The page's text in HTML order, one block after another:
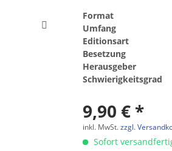
Format
Umfang
Editionsart
Besetzung
Herausgeber
Schwierigkeitsgrad
9,90 € *
inkl. MwSt.zzgl.
Sofort